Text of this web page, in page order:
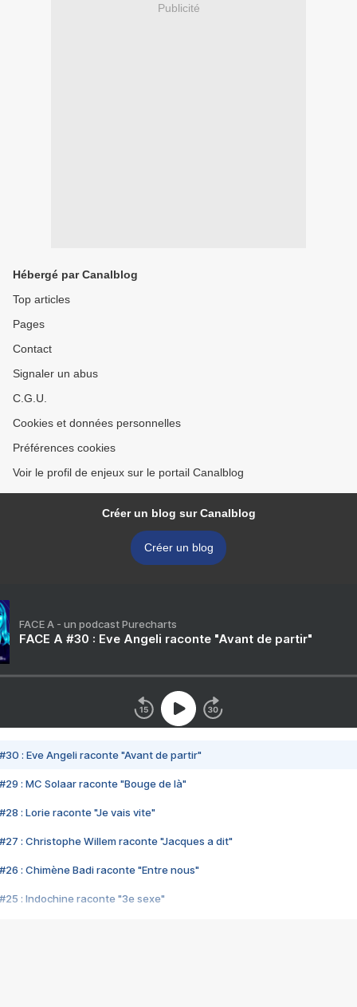
Publicité
Hébergé par Canalblog
Top articles
Pages
Contact
Signaler un abus
C.G.U.
Cookies et données personnelles
Préférences cookies
Voir le profil de enjeux sur le portail Canalblog
Créer un blog sur Canalblog
Créer un blog
FACE A - un podcast Purecharts
FACE A #30 : Eve Angeli raconte "Avant de partir"
#30 : Eve Angeli raconte "Avant de partir"
#29 : MC Solaar raconte "Bouge de là"
#28 : Lorie raconte "Je vais vite"
#27 : Christophe Willem raconte "Jacques a dit"
#26 : Chimène Badi raconte "Entre nous"
#25 : Indochine raconte "3e sexe"